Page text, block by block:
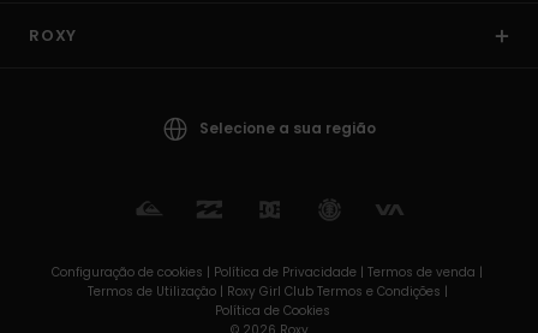
ROXY
Selecione a sua região
Configuração de cookies | Política de Privacidade | Termos de venda |
Termos de Utilizaçâo | Roxy Girl Club Termos e Condições |
Política de Cookies